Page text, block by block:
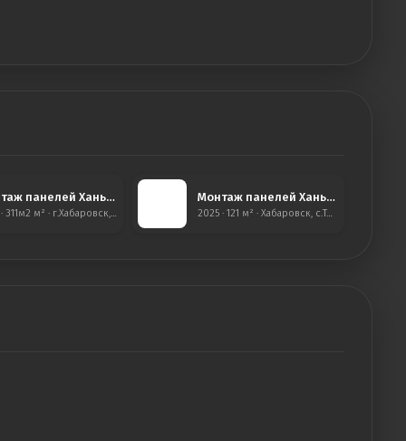
Монтаж панелей Ханьи, Кировский район Монтаж панелей Ханьи с утеплением, Тополево
2025 · 121 м² · Хабаровск, с.Тополево